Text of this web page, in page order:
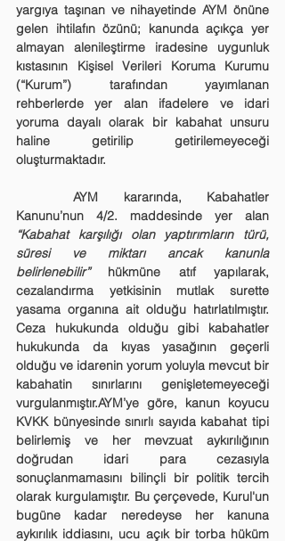
yargıya taşınan ve nihayetinde AYM önüne
gelen ihtilafın özünü; kanunda açıkça yer
almayan alenileştirme iradesine uygunluk
kıstasının Kişisel Verileri Koruma Kurumu
(“Kurum”) tarafından yayımlanan
rehberlerde yer alan ifadelere ve idari
yoruma dayalı olarak bir kabahat unsuru
haline getirilip getirilemeyeceği
oluşturmaktadır.
	AYM kararında, Kabahatler
“Kabahat karşılığı olan yaptırımların türü,
süresi ve miktarı ancak kanunla
belirlenebilir” hükmüne atıf yapılarak,
cezalandırma yetkisinin mutlak surette
yasama organına ait olduğu hatırlatılmıştır.
Ceza hukukunda olduğu gibi kabahatler
hukukunda da kıyas yasağının geçerli
olduğu ve idarenin yorum yoluyla mevcut bir
kabahatin sınırlarını genişletemeyeceği
vurgulanmıştır.AYM’ye göre, kanun koyucu
KVKK bünyesinde sınırlı sayıda kabahat tipi
belirlemiş ve her mevzuat aykırılığının
doğrudan idari para cezasıyla
sonuçlanmamasını bilinçli bir politik tercih
olarak kurgulamıştır. Bu çerçevede, Kurul'un
bugüne kadar neredeyse her kanuna
aykırılık iddiasını, ucu açık bir torba hüküm